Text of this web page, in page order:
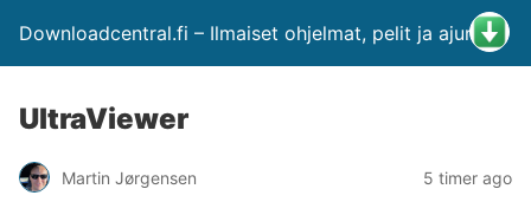
Downloadcentral.fi – Ilmaiset ohjelmat, pelit ja ajurit
UltraViewer
Martin Jørgensen 5 timer ago